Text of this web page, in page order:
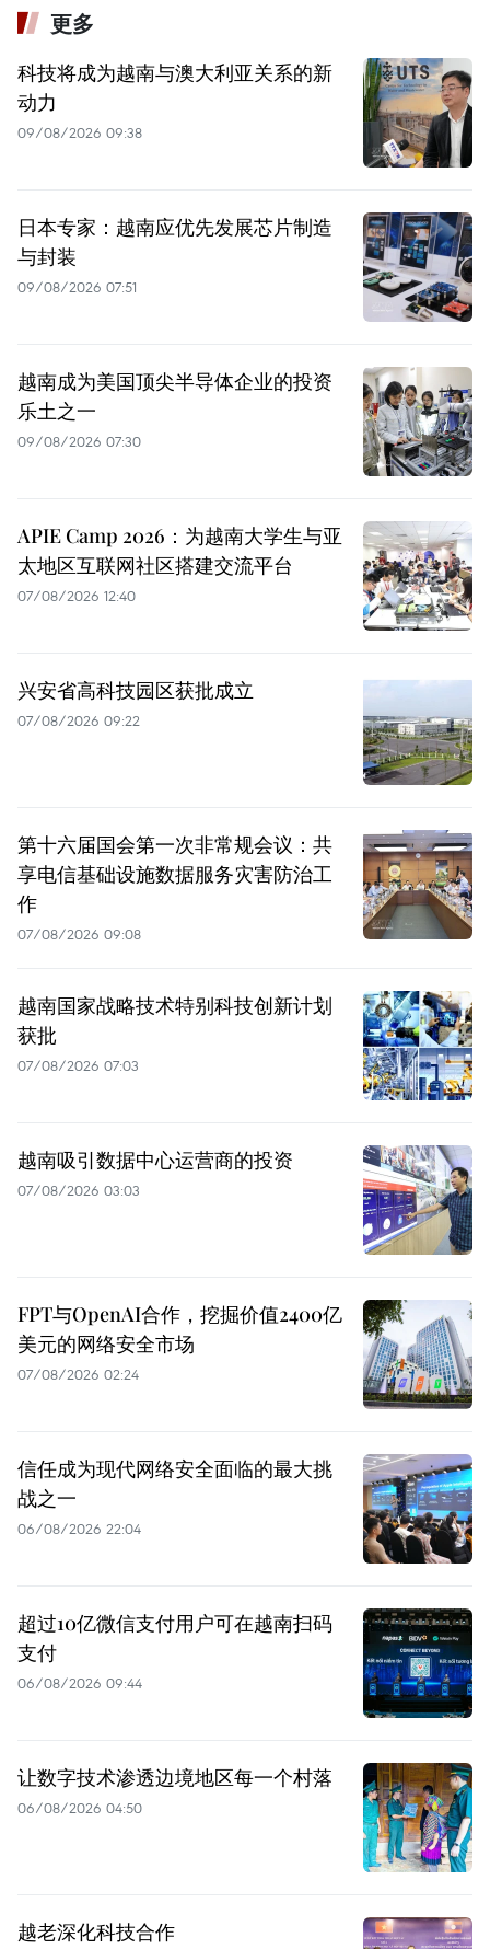
更多
科技将成为越南与澳大利亚关系的新
动力
09/08/2026 09:38
日本专家：越南应优先发展芯片制造
与封装
09/08/2026 07:51
越南成为美国顶尖半导体企业的投资
乐土之一
09/08/2026 07:30
APIE Camp 2026：为越南大学生与亚
太地区互联网社区搭建交流平台
07/08/2026 12:40
兴安省高科技园区获批成立
07/08/2026 09:22
第十六届国会第一次非常规会议：共
享电信基础设施数据服务灾害防治工
作
07/08/2026 09:08
越南国家战略技术特别科技创新计划
获批
07/08/2026 07:03
越南吸引数据中心运营商的投资
07/08/2026 03:03
FPT与OpenAI合作，挖掘价值2400亿
美元的网络安全市场
07/08/2026 02:24
信任成为现代网络安全面临的最大挑
战之一
06/08/2026 22:04
超过10亿微信支付用户可在越南扫码
支付
06/08/2026 09:44
让数字技术渗透边境地区每一个村落
06/08/2026 04:50
越老深化科技合作